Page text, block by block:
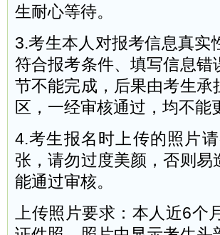
生耐心等待。
3.考生本人对报考信息真实
符合报考条件、填写信息
节不能完成，后果由考生
区，一经审核通过，均不能
4.考生报名时上传的照片
张，请勿过度美颜，否则
能通过审核。
上传照片要求：本人近6个